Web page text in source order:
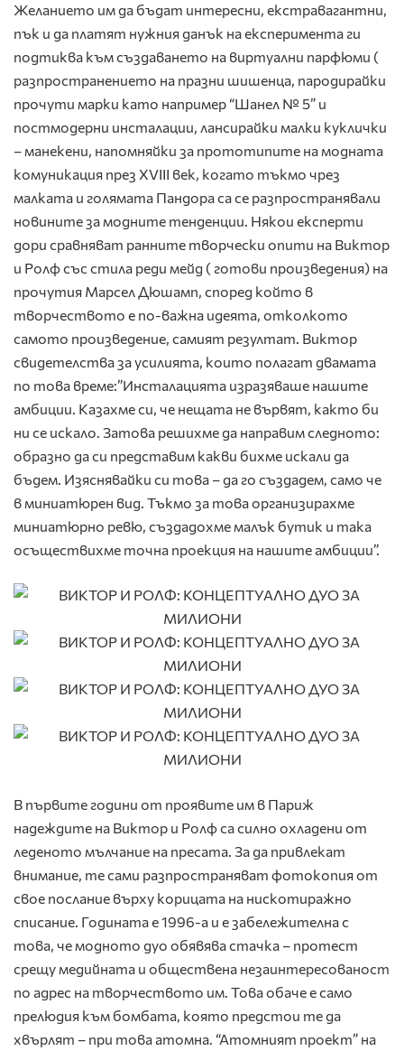
Желанието им да бъдат интересни, екстравагантни,
пък и да платят нужния данък на експеримента ги
подтиква към създаването на виртуални парфюми (
разпространението на празни шишенца, пародирайки
прочути марки като например “Шанел № 5” и
постмодерни инсталации, лансирайки малки куклички
– манекени, напомняйки за прототипите на модната
комуникация през ХVІІІ век, когато тъкмо чрез
малката и голямата Пандора са се разпространявали
новините за модните тенденции. Някои експерти
дори сравняват ранните творчески опити на Виктор
и Ролф със стила реди мейд ( готови произведения) на
прочутия Марсел Дюшамп, според който в
творчеството е по-важна идеята, отколкото
самото произведение, самият резултат. Виктор
свидетелства за усилията, които полагат двамата
по това време:”Инсталацията изразяваше нашите
амбиции. Казахме си, че нещата не вървят, както би
ни се искало. Затова решихме да направим следното:
образно да си представим какви бихме искали да
бъдем. Изяснявайки си това – да го създадем, само че
в миниатюрен вид. Тъкмо за това организирахме
миниатюрно ревю, създадохме малък бутик и така
осъществихме точна проекция на нашите амбиции”.
В първите години от проявите им в Париж
надеждите на Виктор и Ролф са силно охладени от
леденото мълчание на пресата. За да привлекат
внимание, те сами разпространяват фотокопия от
свое послание върху корицата на нискотиражно
списание. Годината е 1996-а и е забележителна с
това, че модното дуо обявява стачка – протест
срещу медийната и обществена незаинтересованост
по адрес на творчеството им. Това обаче е само
прелюдия към бомбата, която предстои те да
хвърлят – при това атомна. “Атомният проект” на